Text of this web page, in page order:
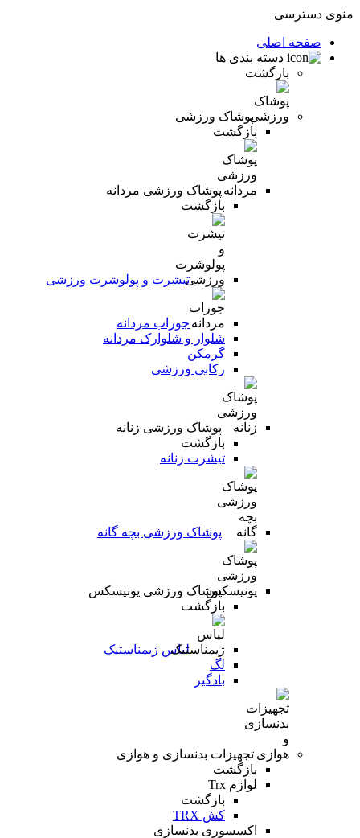
منوی دسترسی
صفحه اصلی
دسته بندی ها
بازگشت
پوشاک ورزشی
بازگشت
پوشاک ورزشی مردانه
بازگشت
تیشرت و پولوشرت ورزشی
جوراب مردانه
شلوار و شلوارک مردانه
گرمکن
رکابی ورزشی
پوشاک ورزشی زنانه
بازگشت
تیشرت زنانه
پوشاک ورزشی بچه گانه
پوشاک ورزشی یونیسکس
بازگشت
لباس ژیمناستیک
لگ
بادگیر
تجهیزات بدنسازی و هوازی
بازگشت
لوازم Trx
بازگشت
کش TRX
اکسسوری بدنسازی